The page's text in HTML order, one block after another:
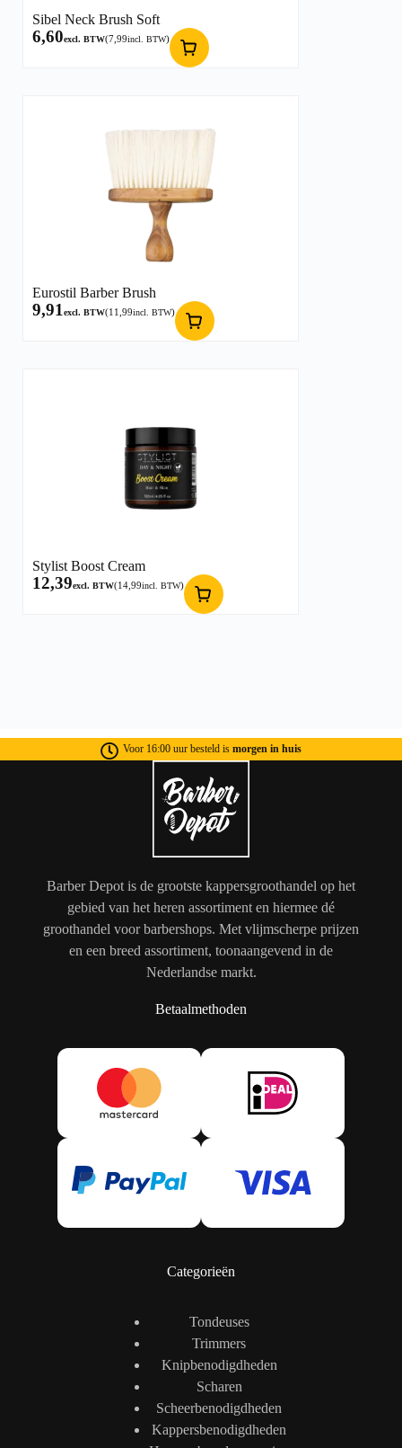
Sibel Neck Brush Soft
6,60excl. BTW(7,99incl. BTW)
Eurostil Barber Brush
9,91 excl. BTW(11,99incl. BTW)
Stylist Boost Cream
12,39excl. BTW(14,99incl. BTW)
Voor 16:00 uur besteld is morgen in huis
Barber Depot is de grootste kappersgroothandel op het
gebied van het heren assortiment en hiermee dé
groothandel voor barbershops. Met vlijmscherpe prijzen
en een breed assortiment, toonaangevend in de
Nederlandse markt.
Betaalmethoden
Categorieën
Tondeuses
Trimmers
Knipbenodigdheden
Scharen
Scheerbenodigdheden
Kappersbenodigdheden